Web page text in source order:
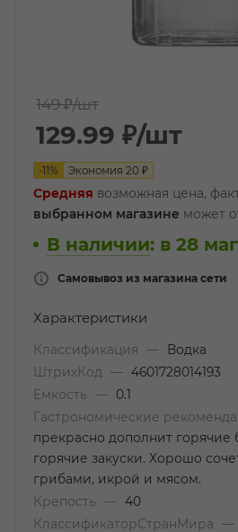
149 ₽/шт
129.99 ₽/шт
-11% Экономия 20 ₽
Средняя возможная цена,
выбранном магазине может
В наличии: в 28
Самовывоз из магазина сети
Характеристики
Классификация —
Водка
ШтрихКод
— 4601728014193
Емкость
—
0.1
Гастрономические
прекрасно дополнит горячие
горячие закуски. Хорошо
грибами, икрой и мясом.
Крепость
— 40
КлассификаторСтранМира
—